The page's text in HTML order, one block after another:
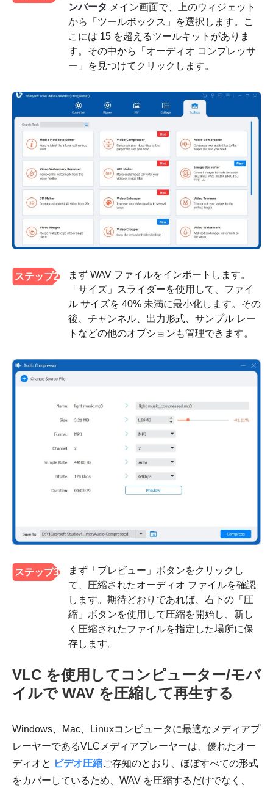
ンバータ メイン画面で、上のウィジェット
から「ツールボックス」を選択します。こ
こには 15 を超えるツールキットがありま
す。その中から「オーディオ コンプレッサ
ー」を見つけてクリックします。
ステップ2
まず WAV ファイルをインポートします。
「サイズ」スライダーを使用して、ファイ
ル サイズを 40% 未満に最小化します。その
後、チャンネル、出力形式、サンプル レー
トなどの他のオプションも管理できます。
ステップ3
まず「プレビュー」ボタンをクリックし
て、圧縮されたオーディオ ファイルを確認
します。期待どおりであれば、右下の「圧
縮」ボタンを使用して圧縮を開始し、新し
く圧縮されたファイルを指定した場所に保
存します。
VLC を使用してコンピューター/モバ
イルで WAV を圧縮して再生する
Windows、Mac、Linuxコンピュータに最適なメディアプ
レーヤーであるVLCメディアプレーヤーは、優れたオー
ディオと ビデオ圧縮ご存知のとおり、ほぼすべての形式
をカバーしているため、WAV を圧縮するだけでなく、